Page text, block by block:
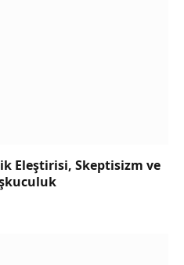
Eleştirisi, Skeptisizm ve